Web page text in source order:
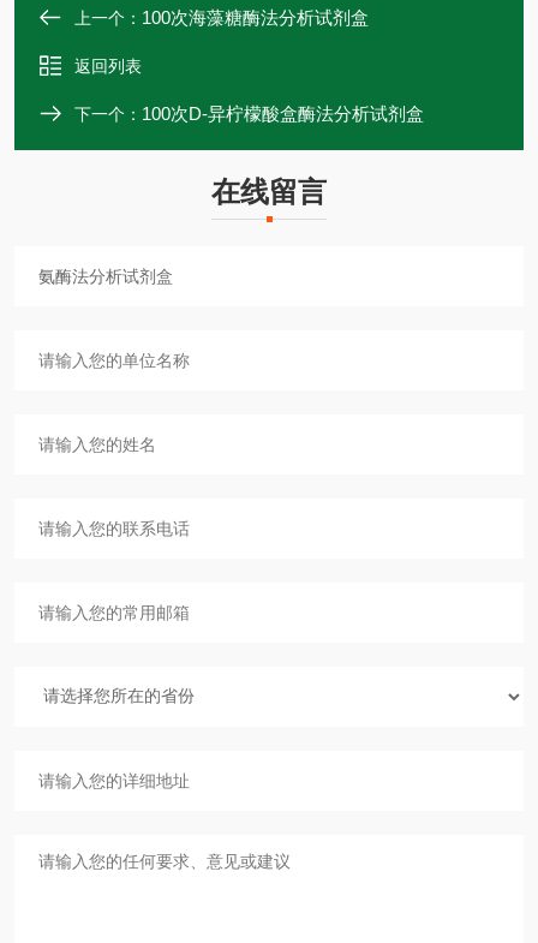
上一个： 100次海藻糖酶法分析试剂盒
返回列表
下一个： 100次D-异柠檬酸盒酶法分析试剂盒
在线留言